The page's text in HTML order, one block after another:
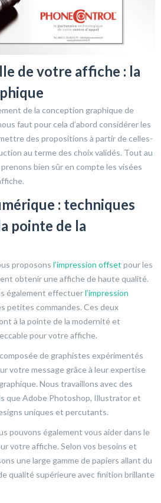
de votre affiche : la
de la conception graphique de
faut pour cela d’abord considérer les
des propositions à partir de celles-
au terme des choix validés. Tout au
bien sûr en compte les visées
: techniques
pointe de la
proposons l’impression offset pour les
obtenir une affiche de haute qualité.
également effectuerl’impression
petites commandes. Ces deux
à la pointe de la modernité et
pour votre affiche.
de graphistes expérimentés
votre message grâce à leur expertise
Nous travaillons avec des
que Adobe Photoshop, Illustrator et
uniques et percutants.
pouvons également vous aider dans le
votre affiche. Selon vos besoins et
une large gamme de papiers allant du
qualité supérieure avec finition brillante